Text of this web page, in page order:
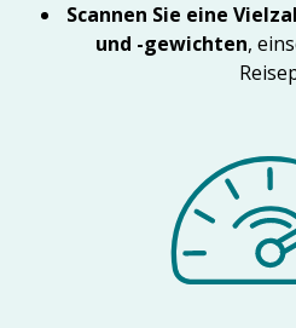
Scannen Sie eine
und -gewichten,